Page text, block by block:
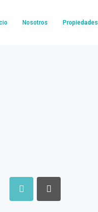
Nosotros Propiedades